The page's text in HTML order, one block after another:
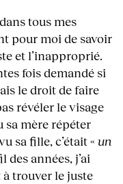
tous mes
pour moi de savoir
et l’inapproprié.
fois demandé si
le droit de faire
révéler le visage
sa mère répéter
sa fille, c’était « un
des années, j’ai
trouver le juste